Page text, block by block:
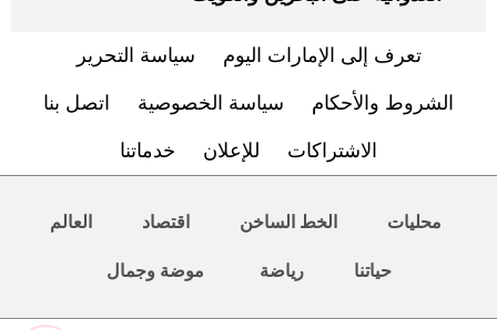
تعرف إلى الإمارات اليوم سياسة التحرير
الشروط والأحكام سياسة الخصوصية اتصل بنا
الاشتراكات للإعلان خدماتنا
محليات الخط الساخن اقتصاد العالم
حياتنا رياضة موضة وجمال